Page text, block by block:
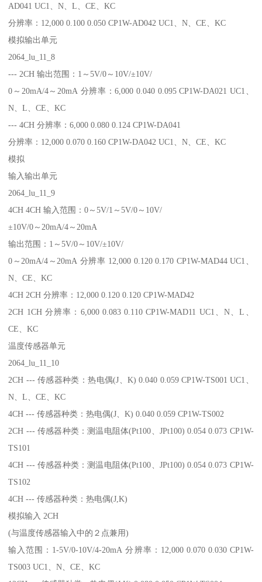
AD041 UC1、N、L、CE、KC
分辨率：12,000 0.100 0.050 CP1W-AD042 UC1、N、CE、KC
模拟输出单元
2064_lu_11_8
--- 2CH 输出范围：1～5V/0～10V/±10V/
0～20mA/4～20mA 分辨率：6,000 0.040 0.095 CP1W-DA021 UC1、
N、L、CE、KC
--- 4CH 分辨率：6,000 0.080 0.124 CP1W-DA041
分辨率：12,000 0.070 0.160 CP1W-DA042 UC1、N、CE、KC
模拟
输入输出单元
2064_lu_11_9
4CH 4CH 输入范围：0～5V/1～5V/0～10V/
±10V/0～20mA/4～20mA
输出范围：1～5V/0～10V/±10V/
0～20mA/4～20mA 分辨率 12,000 0.120 0.170 CP1W-MAD44 UC1、
N、CE、KC
4CH 2CH 分辨率：12,000 0.120 0.120 CP1W-MAD42
2CH 1CH 分辨率：6,000 0.083 0.110 CP1W-MAD11 UC1、N、L、
CE、KC
温度传感器单元
2064_lu_11_10
2CH --- 传感器种类：热电偶(J、K) 0.040 0.059 CP1W-TS001 UC1、
N、L、CE、KC
4CH --- 传感器种类：热电偶(J、K) 0.040 0.059 CP1W-TS002
2CH --- 传感器种类：测温电阻体(Pt100、JPt100) 0.054 0.073 CP1W-
TS101
4CH --- 传感器种类：测温电阻体(Pt100、JPt100) 0.054 0.073 CP1W-
TS102
4CH --- 传感器种类：热电偶(J,K)
模拟输入 2CH
(与温度传感器输入中的２点兼用)
输入范围：1-5V/0-10V/4-20mA 分辨率：12,000 0.070 0.030 CP1W-
TS003 UC1、N、CE、KC